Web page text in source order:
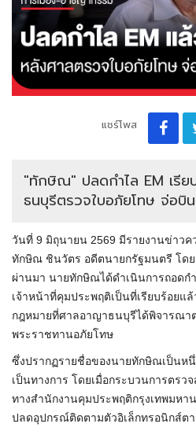
แชร์โพส
"ทักษิณ" ปลดกำไล EM เรี
ธนบุรีตรวจใบอภัยโทษ จ่อบิ
วันที่ 9 มิถุนายน 2569 มีรายงานข่าว
ทักษิณ ชินวัตร อดีตนายกรัฐมนตรี โดย
ผ่านมา นายทักษิณได้ดำเนินการถอดก
เจ้าหน้าที่คุมประพฤติเป็นที่เรียบร้อยแ
กฎหมายที่ศาลอาญาธนบุรีได้พิจารณา
พระราชทานอภัยโทษ
ซึ่งปรากฏรายชื่อของนายทักษิณเป็นห
เป็นทางการ โดยเมื่อกระบวนการตรว
ทางสำนักงานคุมประพฤติกรุงเทพมหา
ปลดอุปกรณ์ติดตามตัวอิเล็กทรอนิกส์ต